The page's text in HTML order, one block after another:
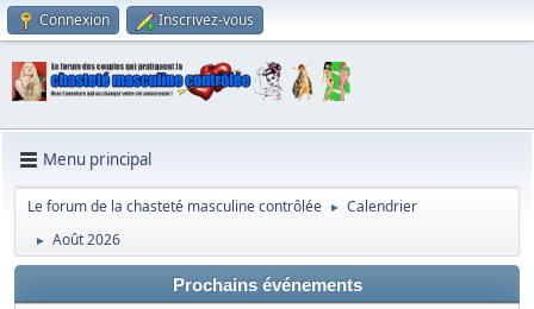
Connexion Inscrivez-vous
Menu principal
Le forum de la chasteté masculine contrôlée ► Calendrier
► Août 2026
Prochains événements